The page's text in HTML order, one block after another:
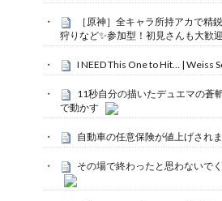
［原神］全キャラ所持アカで精
狩りなど✨参加型！初見さんも大歓
I NEED This One to Hit… | Weiss
11秒自分の描いたデュエマの蒼
で動かす
自動車の任意保険が値上げされま
その場で終わったと思わないでく